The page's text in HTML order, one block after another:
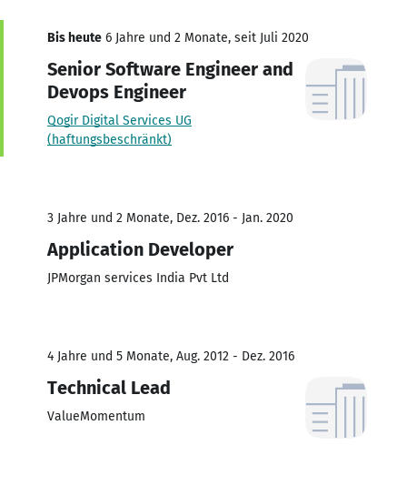
Bis heute 6 Jahre und 2 Monate, seit Juli 2020
Senior Software Engineer and
Devops Engineer
Qogir Digital Services UG
(haftungsbeschränkt)
3 Jahre und 2 Monate, Dez. 2016 - Jan. 2020
Application Developer
JPMorgan services India Pvt Ltd
4 Jahre und 5 Monate, Aug. 2012 - Dez. 2016
Technical Lead
ValueMomentum